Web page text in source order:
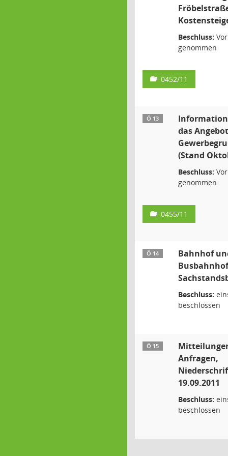
Beschluss:
genommen
0452/11
Ö 13
das
(Stand
Beschluss:
genommen
0455/11
Ö 14
Bahnhof
Beschluss:
beschlossen
Ö 15
Anfragen,
19.09.2011
Beschluss:
beschlossen